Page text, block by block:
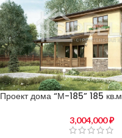
Проект дома “М-185” 185 кв.м
3,004,000₽